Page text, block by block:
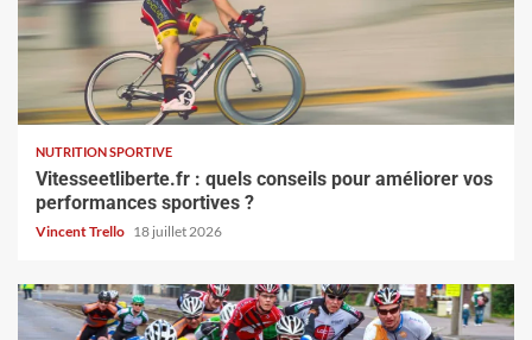
NUTRITION SPORTIVE
Vitesseetliberte.fr : quels conseils pour améliorer vos
performances sportives ?
Vincent Trello 18 juillet 2026